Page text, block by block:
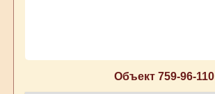
Объект 759-96-110